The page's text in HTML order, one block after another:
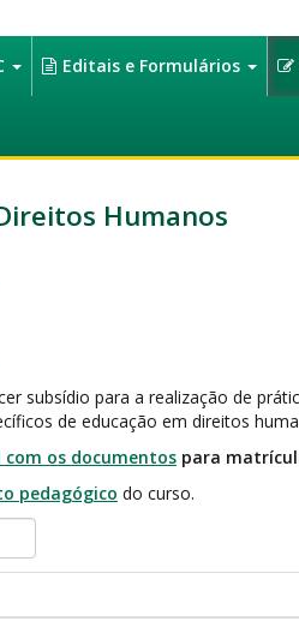
Editais e Formulários
Humanos
subsídio para a realização de
de educação em direitos
os documentos para
pedagógico do curso.